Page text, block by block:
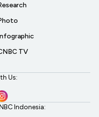
TV
Us:
Indonesia: